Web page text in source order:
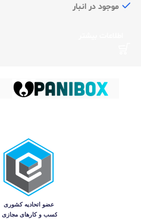
موجود در انبار